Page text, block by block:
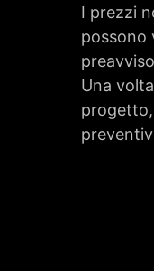
I prezzi
possono
Una